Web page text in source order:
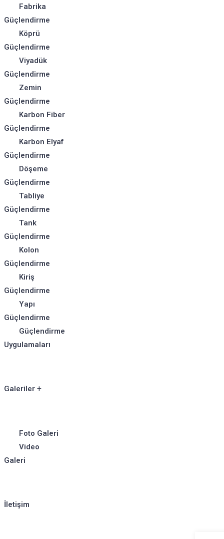
Fabrika
Güçlendirme
Köprü
Güçlendirme
Viyadük
Güçlendirme
Zemin
Güçlendirme
Karbon Fiber
Güçlendirme
Karbon Elyaf
Güçlendirme
Döşeme
Güçlendirme
Tabliye
Güçlendirme
Tank
Güçlendirme
Kolon
Güçlendirme
Kiriş
Güçlendirme
Yapı
Güçlendirme
Güçlendirme
Uygulamaları
Galeriler
Foto Galeri
Video
Galeri
İletişim